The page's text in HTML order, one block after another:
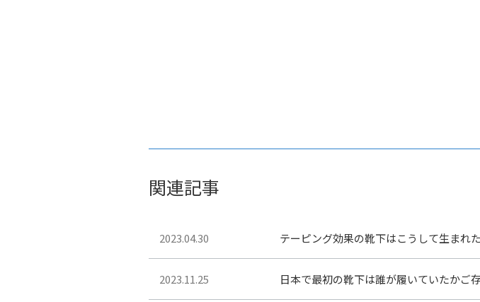
関連記事
2023.04.30 テーピング効果の靴下はこうして生まれ
2023.11.25 日本で最初の靴下は誰が履いていたかご